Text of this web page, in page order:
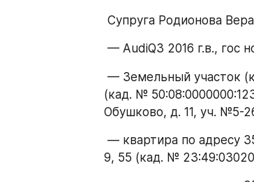
Супруга Родионова
— AudiQ3 2016 г.в., гос
(кад. №
Обушково, д. 11, уч. №5-
9, 55 (кад. №